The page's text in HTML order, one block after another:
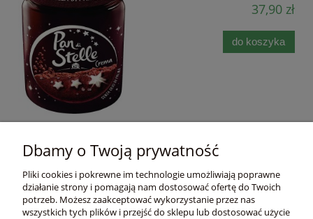
37,90 zł
do koszyka
Pomoc
Moje konto
Dbamy o Twoją prywatność
Pliki cookies i pokrewne im technologie umożliwiają poprawne
działanie strony i pomagają nam dostosować ofertę do Twoich
potrzeb. Możesz zaakceptować wykorzystanie przez nas
wszystkich tych plików i przejść do sklepu lub dostosować użycie